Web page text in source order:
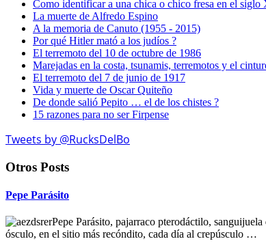
Como identificar a una chica o chico fresa en el
La muerte de Alfredo Espino
A la memoria de Canuto (1955 - 2015)
Por qué Hitler mató a los judíos ?
El terremoto del 10 de octubre de 1986
Marejadas en la costa, tsunamis, terremotos y el
El terremoto del 7 de junio de 1917
Vida y muerte de Oscar Quiteño
De donde salió Pepito … el de los chistes ?
15 razones para no ser Firpense
Tweets by @RucksDelBo
Otros Posts
Pepe Parásito
Pepe Parásito, pajarraco pterodáctilo,
ósculo, en el sitio más recóndito, cada día al crepúsculo …